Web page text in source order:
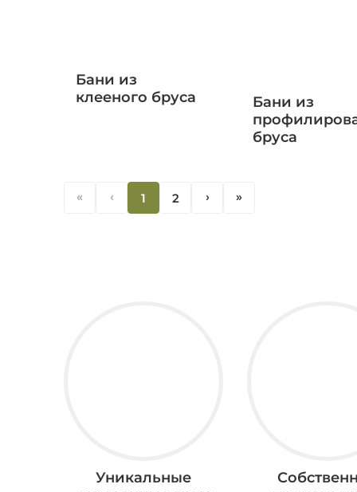
Бани из
клееного бруса
Бани из
бруса
« ‹ 1 2 ‹ «
Уникальные